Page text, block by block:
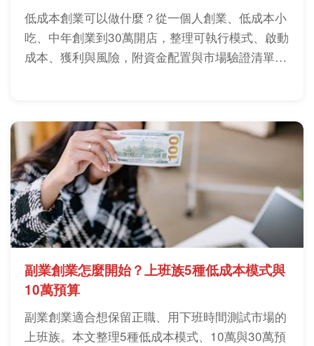
低成本創業可以做什麼？從一個人創業、低成本小
吃、中年創業到30萬開店，整理可執行模式、啟動
成本、獲利與風險，附資金配置與市場驗證清單，
副業創業怎麼開始？上班族5種低成本模式與
10萬預算
副業創業適合想保留正職、用下班時間測試市場的
上班族。本文整理5種低成本模式、10萬與30萬預